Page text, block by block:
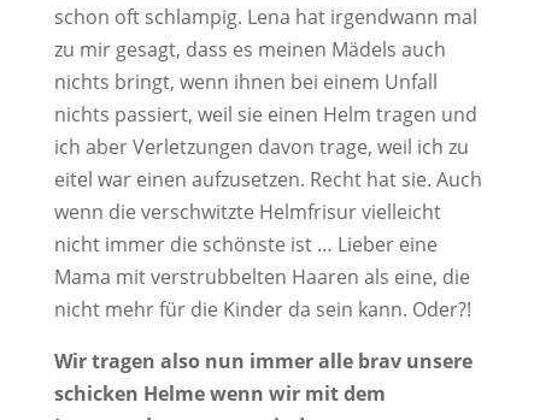
schon oft schlampig. Lena hat irgendwann mal
zu mir gesagt, dass es meinen Mädels auch
nichts bringt, wenn ihnen bei einem Unfall
nichts passiert, weil sie einen Helm tragen und
ich aber Verletzungen davon trage, weil ich zu
eitel war einen aufzusetzen. Recht hat sie. Auch
wenn die verschwitzte Helmfrisur vielleicht
nicht immer die schönste ist … Lieber eine
Mama mit verstrubbelten Haaren als eine, die
nicht mehr für die Kinder da sein kann. Oder?!
Wir tragen also nun immer alle brav unsere
schicken Helme wenn wir mit dem